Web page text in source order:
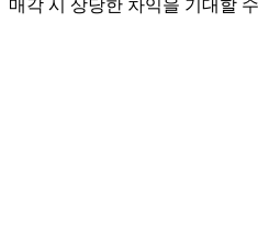
매각 시 상당한 차익을 기대할